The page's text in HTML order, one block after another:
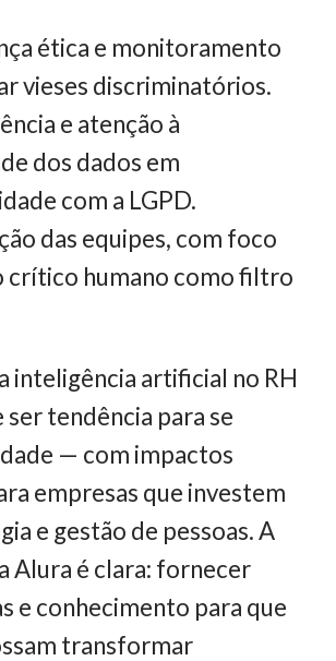
ética e monitoramento
vieses discriminatórios.
e atenção à
dos dados em
com a LGPD.
das equipes, com foco
crítico humano como filtro
inteligência artificial no RH
ser tendência para se
— com impactos
empresas que investem
e gestão de pessoas. A
Alura é clara: fornecer
e conhecimento para que
transformar